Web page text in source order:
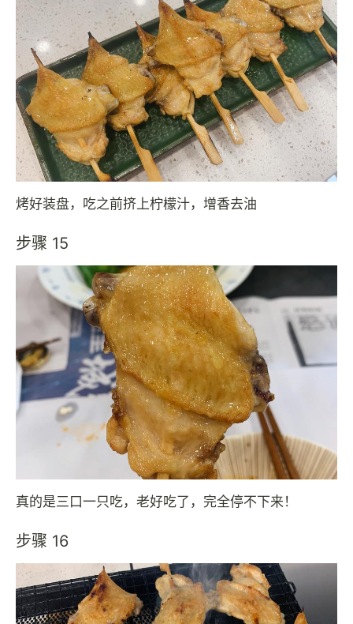
烤好装盘，吃之前挤上柠檬汁，增香去油
步骤 15
真的是三口一只吃，老好吃了，完全停不下来！
步骤 16